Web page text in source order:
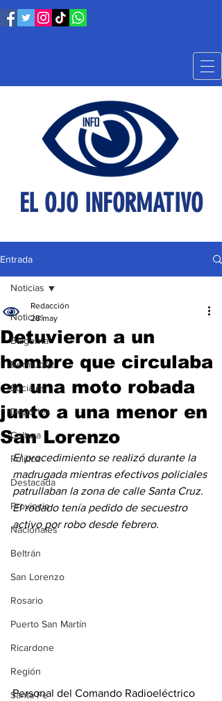
EL OJO INFORMATIVO
Entrada
Noticias
Baigorria
Bermúdez
Sociales
Deportes
Cultura
Política
Destacada
Provincia
Nacionales
Beltrán
San Lorenzo
Rosario
Puerto San Martín
Ricardone
Región
Santa Fe
Noticias
Detuvieron a un
hombre que circulaba
en una moto robada
junto a una menor en
San Lorenzo
Redacción
28 may
El procedimiento se realizó durante la
madrugada mientras efectivos policiales
patrullaban la zona de calle Santa Cruz.
El rodado tenía pedido de secuestro
activo por robo desde febrero.
Personal del Comando Radioeléctrico